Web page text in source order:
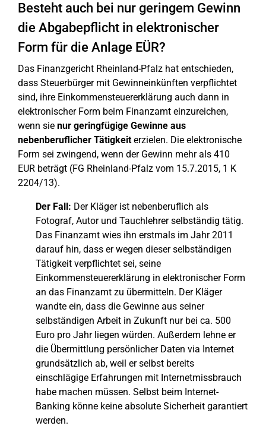
Besteht auch bei nur geringem Gewinn
die Abgabepflicht in elektronischer
Form für die Anlage EÜR?
Das Finanzgericht Rheinland-Pfalz hat entschieden,
dass Steuerbürger mit Gewinneinkünften verpflichtet
sind, ihre Einkommensteuererklärung auch dann in
elektronischer Form beim Finanzamt einzureichen,
wenn sie nur geringfügige Gewinne aus
nebenberuflicher Tätigkeiterzielen. Die elektronische
Form sei zwingend, wenn der Gewinn mehr als 410
EUR beträgt (FG Rheinland-Pfalz vom 15.7.2015, 1 K
2204/13).
Der Fall: Der Kläger ist nebenberuflich als
Fotograf, Autor und Tauchlehrer selbständig tätig.
Das Finanzamt wies ihn erstmals im Jahr 2011
darauf hin, dass er wegen dieser selbständigen
Tätigkeit verpflichtet sei, seine
Einkommensteuererklärung in elektronischer Form
an das Finanzamt zu übermitteln. Der Kläger
wandte ein, dass die Gewinne aus seiner
selbständigen Arbeit in Zukunft nur bei ca. 500
Euro pro Jahr liegen würden. Außerdem lehne er
die Übermittlung persönlicher Daten via Internet
grundsätzlich ab, weil er selbst bereits
einschlägige Erfahrungen mit Internetmissbrauch
habe machen müssen. Selbst beim Internet-
Banking könne keine absolute Sicherheit garantiert
werden.